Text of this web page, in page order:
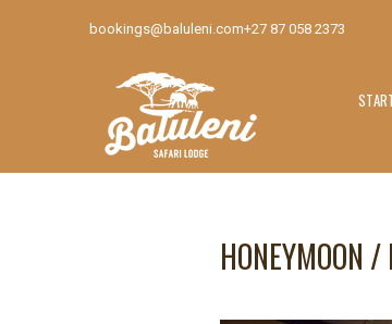
+27 87 058 2373
bookings@baluleni.com
HONEYMOON